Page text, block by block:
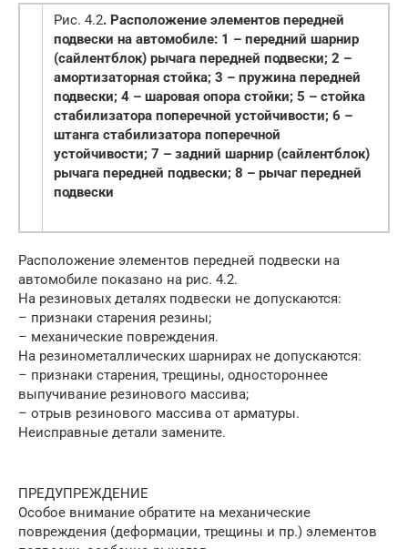
Рис. 4.2. Расположение элементов передней
подвески на автомобиле: 1 – передний шарнир
(сайлентблок) рычага передней подвески; 2 –
амортизаторная стойка; 3 – пружина передней
подвески; 4 – шаровая опора стойки; 5 – стойка
стабилизатора поперечной устойчивости; 6 –
штанга стабилизатора поперечной
устойчивости; 7 – задний шарнир (сайлентблок)
рычага передней подвески; 8 – рычаг передней
подвески
Расположение элементов передней подвески на
автомобиле показано на рис. 4.2.
На резиновых деталях подвески не допускаются:
– признаки старения резины;
– механические повреждения.
На резинометаллических шарнирах не допускаются:
– признаки старения, трещины, одностороннее
выпучивание резинового массива;
– отрыв резинового массива от арматуры.
Неисправные детали замените.
ПРЕДУПРЕЖДЕНИЕ
Особое внимание обратите на механические
повреждения (деформации, трещины и пр.) элементов